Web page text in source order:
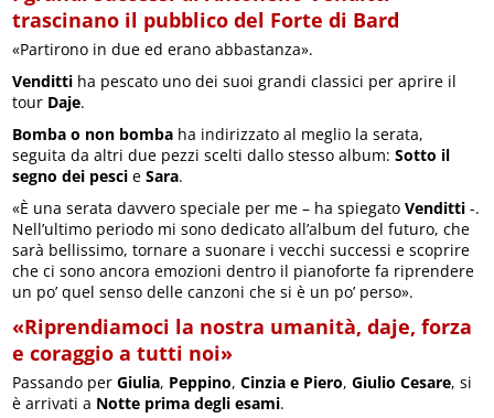
trascinano il pubblico del Forte di Bard
«Partirono in due ed erano abbastanza».
Venditti ha pescato uno dei suoi grandi classici per aprire il
tour Daje.
Bomba o non bomba ha indirizzato al meglio la serata,
seguita da altri due pezzi scelti dallo stesso album:Sotto il
segno dei pesci eSara.
«È una serata davvero speciale per me – ha spiegatoVenditti -.
Nell’ultimo periodo mi sono dedicato all’album del futuro, che
sarà bellissimo, tornare a suonare i vecchi successi e scoprire
che ci sono ancora emozioni dentro il pianoforte fa riprendere
un po’ quel senso delle canzoni che si è un po’ perso».
«Riprendiamoci la nostra umanità, daje, forza
e coraggio a tutti noi»
Passando perGiulia, Peppino,Cinzia e Piero,Giulio Cesare, si
è arrivati a Notte prima degli esami.